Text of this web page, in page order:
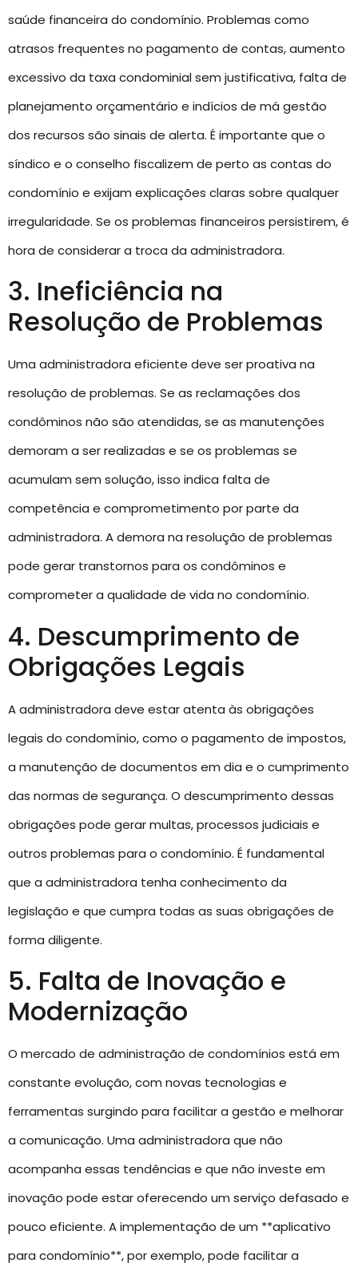
saúde financeira do condomínio. Problemas como
atrasos frequentes no pagamento de contas, aumento
excessivo da taxa condominial sem justificativa, falta de
planejamento orçamentário e indícios de má gestão
dos recursos são sinais de alerta. É importante que o
síndico e o conselho fiscalizem de perto as contas do
condomínio e exijam explicações claras sobre qualquer
irregularidade. Se os problemas financeiros persistirem, é
hora de considerar a troca da administradora.
3. Ineficiência na
Resolução de Problemas
Uma administradora eficiente deve ser proativa na
resolução de problemas. Se as reclamações dos
condôminos não são atendidas, se as manutenções
demoram a ser realizadas e se os problemas se
acumulam sem solução, isso indica falta de
competência e comprometimento por parte da
administradora. A demora na resolução de problemas
pode gerar transtornos para os condôminos e
comprometer a qualidade de vida no condomínio.
4. Descumprimento de
Obrigações Legais
A administradora deve estar atenta às obrigações
legais do condomínio, como o pagamento de impostos,
a manutenção de documentos em dia e o cumprimento
das normas de segurança. O descumprimento dessas
obrigações pode gerar multas, processos judiciais e
outros problemas para o condomínio. É fundamental
que a administradora tenha conhecimento da
legislação e que cumpra todas as suas obrigações de
forma diligente.
5. Falta de Inovação e
Modernização
O mercado de administração de condomínios está em
constante evolução, com novas tecnologias e
ferramentas surgindo para facilitar a gestão e melhorar
a comunicação. Uma administradora que não
acompanha essas tendências e que não investe em
inovação pode estar oferecendo um serviço defasado e
pouco eficiente. A implementação de um **aplicativo
para condomínio**, por exemplo, pode facilitar a